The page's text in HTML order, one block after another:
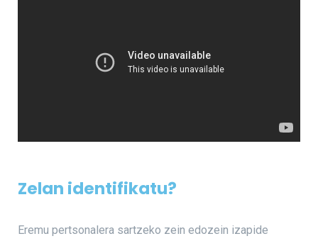
Zelan identifikatu?
Eremu pertsonalera sartzeko zein edozein izapide